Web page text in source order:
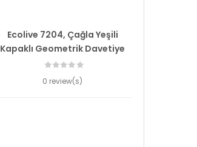
Ecolive 7204, Çağla Yeşili
Kapaklı Geometrik Davetiye
0 review(s)